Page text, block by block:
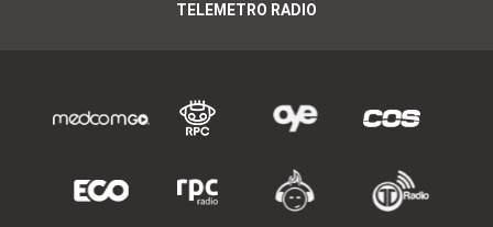
TELEMETRO RADIO